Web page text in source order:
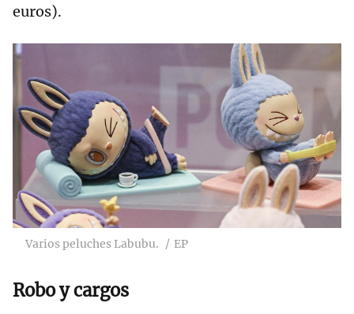
euros).
Varios peluches Labubu. EP
Robo y cargos